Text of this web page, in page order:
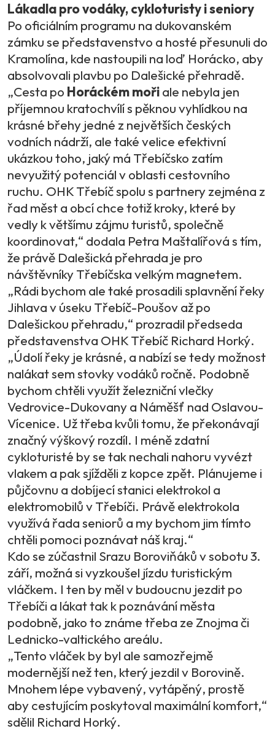
Lákadla pro vodáky, cykloturisty i seniory
Po oficiálním programu na dukovanském
zámku se představenstvo a hosté přesunuli do
Kramolína, kde nastoupili na loď Horácko, aby
absolvovali plavbu po Dalešické přehradě.
„Cesta po Horáckém mořiale nebyla jen
příjemnou kratochvílí s pěknou vyhlídkou na
krásné břehy jedné z největších českých
vodních nádrží, ale také velice efektivní
ukázkou toho, jaký má Třebíčsko zatím
nevyužitý potenciál v oblasti cestovního
ruchu. OHK Třebíč spolu s partnery zejména z
řad měst a obcí chce totiž kroky, které by
vedly k většímu zájmu turistů, společně
koordinovat,“ dodala Petra Maštalířová s tím,
že právě Dalešická přehrada je pro
návštěvníky Třebíčska velkým magnetem.
„Rádi bychom ale také prosadili splavnění řeky
Jihlava v úseku Třebíč-Poušov až po
Dalešickou přehradu,“ prozradil předseda
představenstva OHK Třebíč Richard Horký.
„Údolí řeky je krásné, a nabízí se tedy možnost
nalákat sem stovky vodáků ročně. Podobně
bychom chtěli využít železniční vlečky
Vedrovice-Dukovany a Náměšť nad Oslavou-
Vícenice. Už třeba kvůli tomu, že překonávají
značný výškový rozdíl. I méně zdatní
cykloturisté by se tak nechali nahoru vyvézt
vlakem a pak sjížděli z kopce zpět. Plánujeme i
půjčovnu a dobíjecí stanici elektrokol a
elektromobilů v Třebíči. Právě elektrokola
využívá řada seniorů a my bychom jim tímto
chtěli pomoci poznávat náš kraj.“
Kdo se zúčastnil Srazu Boroviňáků v sobotu 3.
září, možná si vyzkoušel jízdu turistickým
vláčkem. I ten by měl v budoucnu jezdit po
Třebíči a lákat tak k poznávání města
podobně, jako to známe třeba ze Znojma či
Lednicko-valtického areálu.
„Tento vláček by byl ale samozřejmě
modernější než ten, který jezdil v Borovině.
Mnohem lépe vybavený, vytápěný, prostě
aby cestujícím poskytoval maximální komfort,“
sdělil Richard Horký.